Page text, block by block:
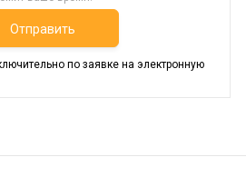
Отправить
по заявке на электронную